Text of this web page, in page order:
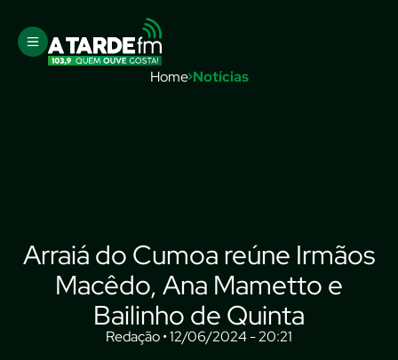
Home Notícias
Arraiá do Cumoa reúne Irmãos
Macêdo, Ana Mametto e
Bailinho de Quinta
Redação • 12/06/2024 - 20:21